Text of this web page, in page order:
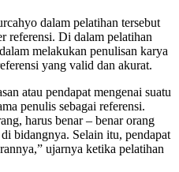
dalam pelatihan tersebut
referensi. Di dalam pelatihan
melakukan penulisan karya
yang valid dan akurat.
atau pendapat mengenai suatu
penulis sebagai referensi.
harus benar – benar orang
bidangnya. Selain itu, pendapat
ujarnya ketika pelatihan